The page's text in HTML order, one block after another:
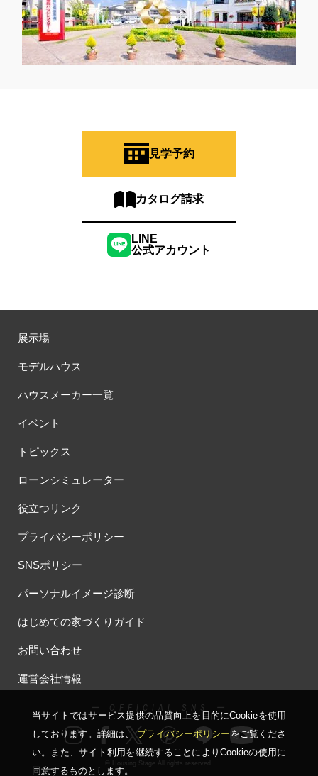
見学予約
カタログ請求
LINE
公式アカウント
展示場
モデルハウス
ハウスメーカー一覧
イベント
トピックス
ローンシミュレーター
役立つリンク
プライバシーポリシー
SNSポリシー
パーソナルイメージ診断
はじめての家づくりガイド
お問い合わせ
運営会社情報
ー OFFICIAL SNS ー
© Housing Stage All rights reserved.
当サイトではサービス提供の品質向上を⽬的にCookieを使⽤
しております。詳細は、プライバシーポリシーをご覧くださ
い。
また、サイト利⽤を継続することによりCookieの使⽤に
同意するものとします。